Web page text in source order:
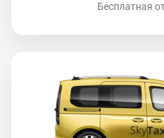
Бесплатная